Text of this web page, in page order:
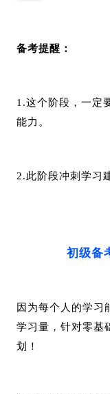
备考提醒：
1.这个阶段，一定
能力。
2.此阶段冲刺学习
初级备
因为每个人的学习
学习量，针对零基
划！